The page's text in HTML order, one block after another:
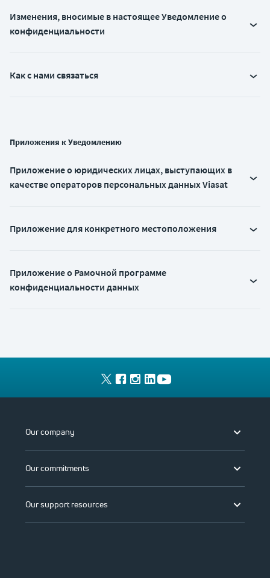
Изменения, вносимые в настоящее Уведомление о
конфиденциальности
Как с нами связаться
Приложения к Уведомлению
Приложение о юридических лицах, выступающих в
качестве операторов персональных данных Viasat
Приложение для конкретного местоположения
Приложение о Рамочной программе
конфиденциальности данных
Our company
Our commitments
Our support resources